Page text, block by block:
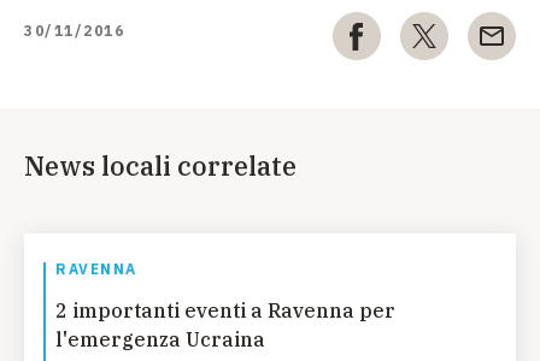
30/11/2016
News locali correlate
RAVENNA
2 importanti eventi a Ravenna per
l'emergenza Ucraina